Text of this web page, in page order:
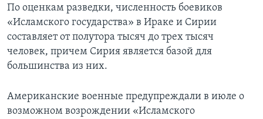
По оценкам разведки, численность боевиков
«Исламского государства» в Ираке и Сирии
составляет от полутора тысяч до трех тысяч
человек, причем Сирия является базой для
большинства из них.
Американские военные предупреждали в июле о
возможном возрождении «Исламского